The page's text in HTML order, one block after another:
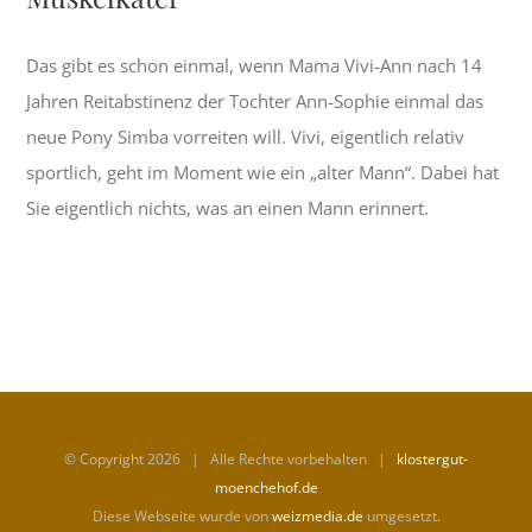
Das gibt es schon einmal, wenn Mama Vivi-Ann nach 14
Jahren Reitabstinenz der Tochter Ann-Sophie einmal das
neue Pony Simba vorreiten will. Vivi, eigentlich relativ
sportlich, geht im Moment wie ein „alter Mann“. Dabei hat
Sie eigentlich nichts, was an einen Mann erinnert.
© Copyright2026 | Alle Rechte vorbehalten | klostergut-
moenchehof.de
Diese Webseite wurde vonweizmedia.deumgesetzt.